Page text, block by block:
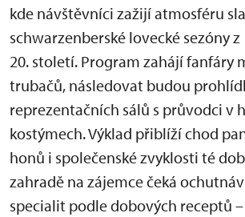
kde návštěvníci zažijí atmosféru
schwarzenberské lovecké sezóny z
20. století. Program zahájí fanfáry
trubačů, následovat budou
reprezentačních sálů s průvodci v
kostýmech. Výklad přiblíží chod
honů i společenské zvyklosti té
zahradě na zájemce čeká
specialit podle dobových receptů